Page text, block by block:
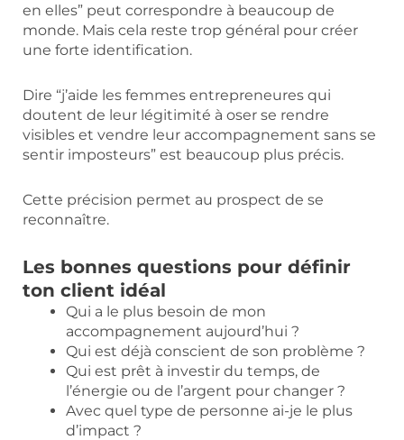
en elles” peut correspondre à beaucoup de
monde. Mais cela reste trop général pour créer
une forte identification.
Dire “j’aide les femmes entrepreneures qui
doutent de leur légitimité à oser se rendre
visibles et vendre leur accompagnement sans se
sentir imposteurs” est beaucoup plus précis.
Cette précision permet au prospect de se
reconnaître.
Les bonnes questions pour définir
ton client idéal
Qui a le plus besoin de mon
accompagnement aujourd’hui ?
Qui est déjà conscient de son problème ?
Qui est prêt à investir du temps, de
l’énergie ou de l’argent pour changer ?
Avec quel type de personne ai-je le plus
d’impact ?